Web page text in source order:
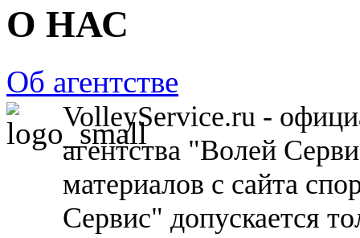
О НАС
Об агентстве
VolleyService.ru -
агентства "Волей
материалов с сайта
Сервис" допускается